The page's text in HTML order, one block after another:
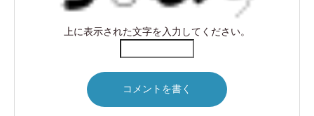
上に表示された文字を入力してください。